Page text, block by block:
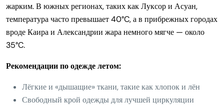
жарким. В южных регионах, таких как Луксор и Асуан,
температура часто превышает 40°C, а в прибрежных городах
вроде Каира и Александрии жара немного мягче — около
35°C.
Рекомендации по одежде летом:
Лёгкие и «дышащие» ткани, такие как хлопок и лён
Свободный крой одежды для лучшей циркуляции